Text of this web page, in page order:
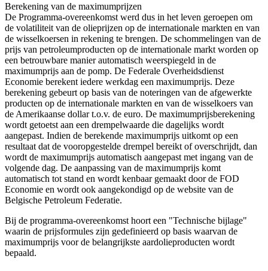
Berekening van de maximumprijzen
De Programma-overeenkomst werd dus in het leven geroepen om
de volatiliteit van de olieprijzen op de internationale markten en van
de wisselkoersen in rekening te brengen. De schommelingen van de
prijs van petroleumproducten op de internationale markt worden op
een betrouwbare manier automatisch weerspiegeld in de
maximumprijs aan de pomp. De Federale Overheidsdienst
Economie berekent iedere werkdag een maximumprijs. Deze
berekening gebeurt op basis van de noteringen van de afgewerkte
producten op de internationale markten en van de wisselkoers van
de Amerikaanse dollar t.o.v. de euro. De maximumprijsberekening
wordt getoetst aan een drempelwaarde die dagelijks wordt
aangepast. Indien de berekende maximumprijs uitkomt op een
resultaat dat de vooropgestelde drempel bereikt of overschrijdt, dan
wordt de maximumprijs automatisch aangepast met ingang van de
volgende dag. De aanpassing van de maximumprijs komt
automatisch tot stand en wordt kenbaar gemaakt door de FOD
Economie en wordt ook aangekondigd op de website van de
Belgische Petroleum Federatie.
Bij de programma-overeenkomst hoort een "Technische bijlage"
waarin de prijsformules zijn gedefinieerd op basis waarvan de
maximumprijs voor de belangrijkste aardolieproducten wordt
bepaald.